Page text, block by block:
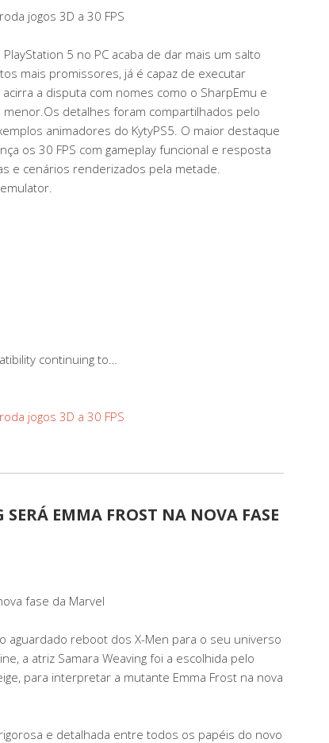
jogos 3D a 30 FPS
5 no PC acaba de dar mais um salto
mais promissores, já é capaz de executar
a disputa com nomes como o SharpEmu e
detalhes foram compartilhados pelo
animadores do KytyPS5. O maior destaque
os 30 FPS com gameplay funcional e resposta
e cenários renderizados pela metade.
continuing to…
jogos 3D a 30 FPS
EMMA FROST NA NOVA FASE
fase da Marvel
aguardado reboot dos X-Men para o seu universo
a atriz Samara Weaving foi a escolhida pelo
para interpretar a mutante Emma Frost na nova
e detalhada entre todos os papéis do novo